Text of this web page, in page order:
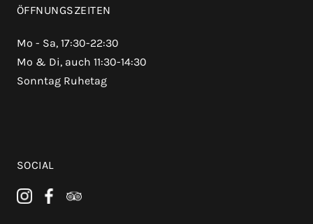
ÖFFNUNGSZEITEN
Mo - Sa, 17:30-22:30
Mo & Di, auch 11:30-14:30
Sonntag Ruhetag
SOCIAL